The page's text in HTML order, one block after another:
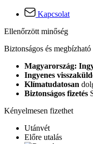
Kapcsolat
Ellenőrzött minőség
Biztonságos és megbízható
Magyarország:
Ingyenes
Klímatudatosan
Biztonságos fizetés
Kényelmesen fizethet
Utánvét
Előre utalás